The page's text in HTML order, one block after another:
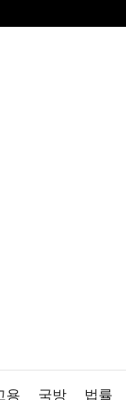
용 국방 법률